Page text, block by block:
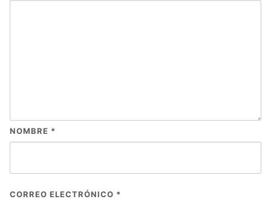
NOMBRE *
CORREO ELECTRÓNICO *